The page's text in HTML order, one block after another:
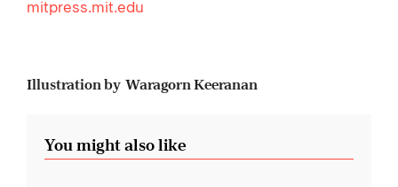
mitpress.mit.edu
Illustration by Waragorn Keeranan
You might also like